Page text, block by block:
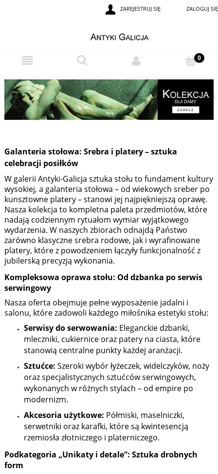
ZAREJESTRUJ SIĘ ZALOGUJ SIĘ
Galanteria stołowa: Srebra i platery – sztuka
celebracji posiłków
W galerii Antyki-Galicja sztuka stołu to fundament kultury
wysokiej, a galanteria stołowa – od wiekowych sreber po
kunsztowne platery – stanowi jej najpiękniejszą oprawę.
Nasza kolekcja to kompletna paleta przedmiotów, które
nadają codziennym rytuałom wymiar wyjątkowego
wydarzenia. W naszych zbiorach odnajdą Państwo
zarówno klasyczne srebra rodowe, jak i wyrafinowane
platery, które z powodzeniem łączyły funkcjonalność z
jubilerską precyzją wykonania.
Kompleksowa oprawa stołu: Od dzbanka po serwis
serwingowy
Nasza oferta obejmuje pełne wyposażenie jadalni i
salonu, które zadowoli każdego miłośnika estetyki stołu:
Serwisy do serwowania: Eleganckie dzbanki,
mleczniki, cukiernice oraz patery na ciasta, które
stanowią centralne punkty każdej aranżacji.
Sztućce: Szeroki wybór łyżeczek, widelczyków, noży
oraz specjalistycznych sztućców serwingowych,
wykonanych w różnych stylach – od empire po
modernizm.
Akcesoria użytkowe: Półmiski, maselniczki,
serwetniki oraz karafki, które są kwintesencją
rzemiosła złotniczego i platerniczego.
Podkategoria „Unikaty i detale”: Sztuka drobnych
form